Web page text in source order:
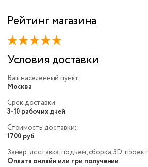
Рейтинг магазина
Условия доставки
Ваш населенный пункт:
Москва
Срок доставки:
3-10 рабочих дней
Стоимость доставки:
1700 руб
Замер, доставка, подъем, сборка, 3D-проект
Оплата онлайн или при получении